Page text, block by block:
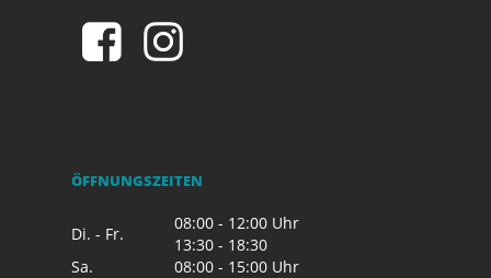
ÖFFNUNGSZEITEN
Di. - Fr.
08:00 - 12:00 Uhr
13:30 - 18:30
Sa.
08:00 - 15:00 Uhr